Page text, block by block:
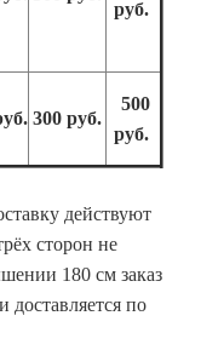
руб.
300 руб.
500
руб.
действуют
сторон не
180 см заказ
доставляется по